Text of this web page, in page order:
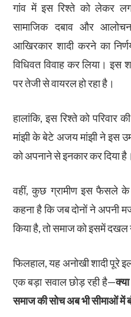
गांव में इस रिश्ते को लेकर
सामाजिक दबाव और
आखिरकार शादी करने का
विधिवत विवाह कर लिया। इस
पर तेजी से वायरल हो रहा है।
हालांकि, इस रिश्ते को परिवार
मांझी के बेटे अजय मांझी ने इस
को अपनाने से इनकार कर दिया है।
वहीं, कुछ ग्रामीण इस फैसले
कहना है कि जब दोनों ने अपनी
किया है, तो समाज को इसमें दखल
फिलहाल, यह अनोखी शादी पूरे
एक बड़ा सवाल छोड़ रही है—
समाज की सोच अब भी सीमाओं में